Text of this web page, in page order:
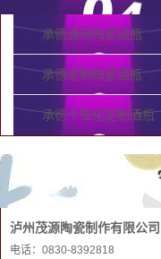
承德通用陶瓷酒瓶
承德定制陶瓷酒瓶
承德个性化定制酒瓶
联系和记娱乐手
泸州茂源陶瓷制作有限公司
电话：0830-8392818